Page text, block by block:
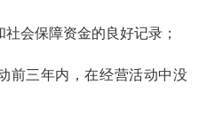
社会保障资金的良好记录；
前三年内，在经营活动中没